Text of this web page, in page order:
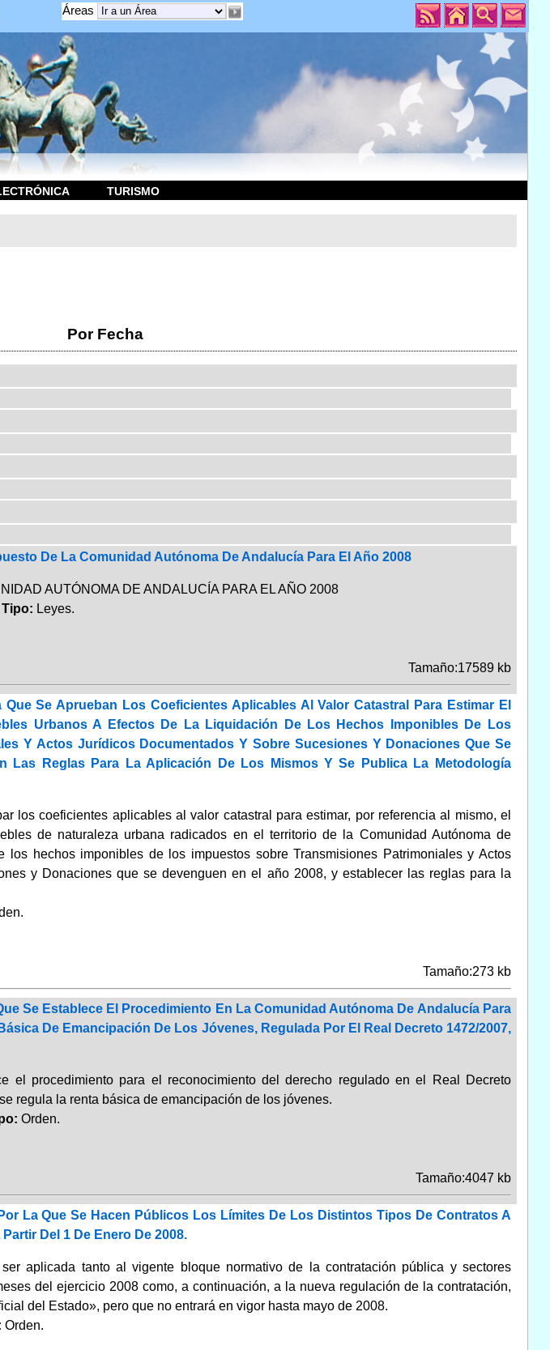
Áreas
TURISMO
Por Fecha
De La Comunidad Autónoma De Andalucía Para El Año 2008
AUTÓNOMA DE ANDALUCÍA PARA EL AÑO 2008
Tipo: Leyes.
Tamaño:17589 kb
Se Aprueban Los Coeficientes Aplicables Al Valor Catastral Para Estimar El
Urbanos A Efectos De La Liquidación De Los Hechos Imponibles De Los
Y Actos Jurídicos Documentados Y Sobre Sucesiones Y Donaciones Que Se
Las Reglas Para La Aplicación De Los Mismos Y Se Publica La Metodología
los coeficientes aplicables al valor catastral para estimar, por referencia al mismo, el
de naturaleza urbana radicados en el territorio de la Comunidad Autónoma de
hechos imponibles de los impuestos sobre Transmisiones Patrimoniales y Actos
y Donaciones que se devenguen en el año 2008, y establecer las reglas para la
Tamaño:273 kb
Se Establece El Procedimiento En La Comunidad Autónoma De Andalucía Para
De Emancipación De Los Jóvenes, Regulada Por El Real Decreto 1472/2007,
el procedimiento para el reconocimiento del derecho regulado en el Real Decreto
regula la renta básica de emancipación de los jóvenes.
Orden.
Tamaño:4047 kb
La Que Se Hacen Públicos Los Límites De Los Distintos Tipos De Contratos A
Del 1 De Enero De 2008.
aplicada tanto al vigente bloque normativo de la contratación pública y sectores
del ejercicio 2008 como, a continuación, a la nueva regulación de la contratación,
del Estado», pero que no entrará en vigor hasta mayo de 2008.
Orden.